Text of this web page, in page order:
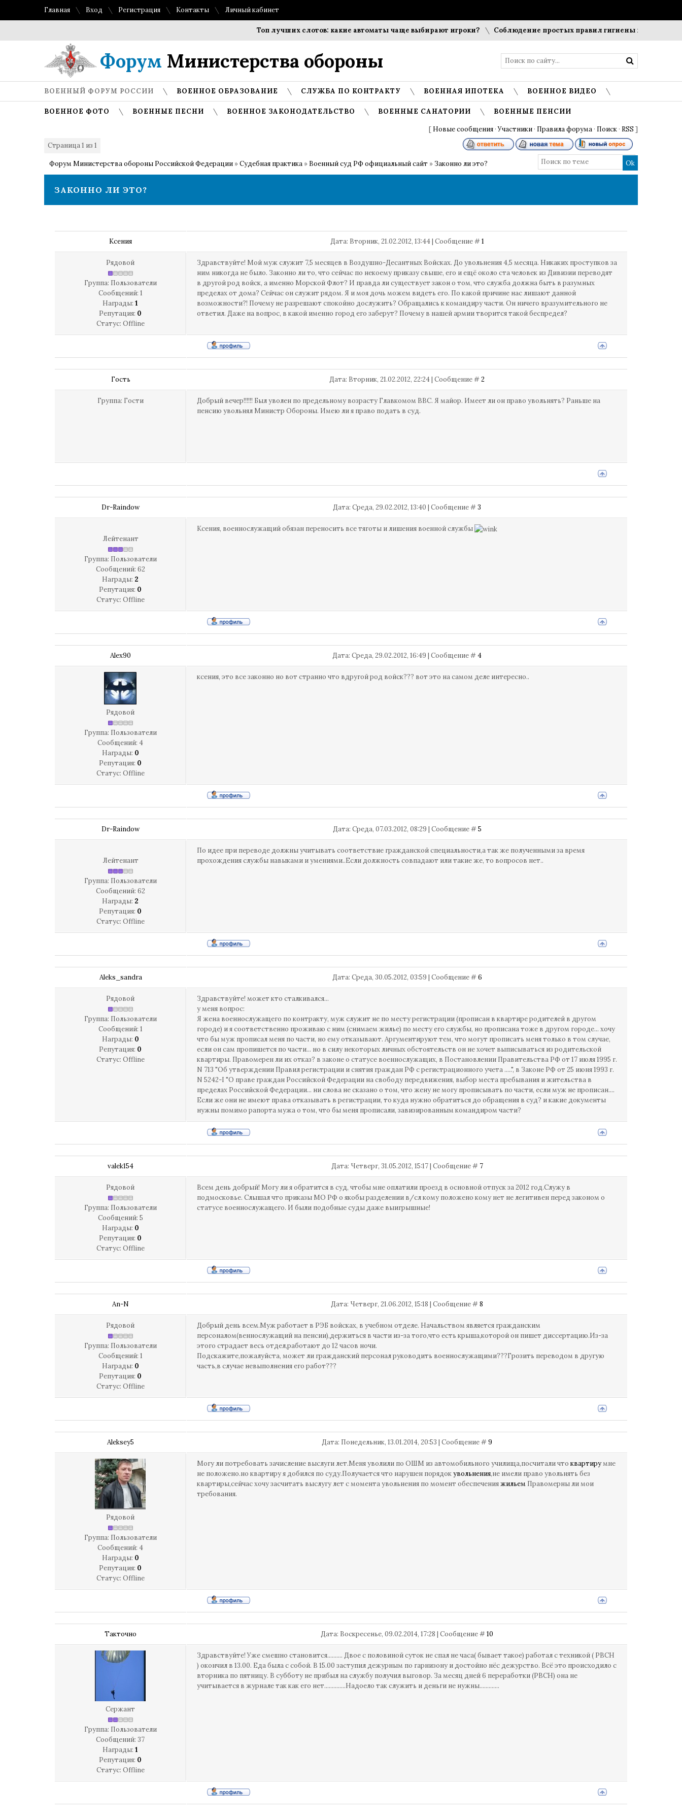
Главная Вход Регистрация Контакты Личный кабинет
Топ лучших слотов: какие автоматы чаще выбирают игроки? Соблюдение простых правил гигиены помогает
Форум Министерства обороны
ВОЕННЫЙ ФОРУМ РОССИИ ВОЕННОЕ ОБРАЗОВАНИЕ СЛУЖБА ПО КОНТРАКТУ ВОЕННАЯ ИПОТЕКА ВОЕННОЕ ВИДЕО
ВОЕННОЕ ФОТО ВОЕННЫЕ ПЕСНИ ВОЕННОЕ ЗАКОНОДАТЕЛЬСТВО ВОЕННЫЕ САНАТОРИИ ВОЕННЫЕ ПЕНСИИ
[ Новые сообщения ·Участники · Правила форума · Поиск · RSS ]
Страница1 из 1
Форум Министерства обороны Российской Федерации »Судебная практика » Военный суд РФ официальный сайт » Законно ли это?
ЗАКОННО ЛИ ЭТО?
Ксения Дата: Вторник, 21.02.2012, 13:44 | Сообщение #1
Рядовой
Группа: Пользователи
Сообщений: 1
Награды: 1
Репутация: 0
Статус: Offline
Здравствуйте! Мой муж служит 7,5 месяцев в Воздушно-Десантных Войсках. До увольнения 4,5 месяца. Никаких проступков за
ним никогда не было. Законно ли то, что сейчас по некоему приказу свыше, его и ещё около ста человек из Дивизии переводят
в другой род войск, а именно Морской Флот? И правда ли существует закон о том, что служба должна быть в разумных
пределах от дома? Сейчас он служит рядом. Я и моя дочь можем видеть его. По какой причине нас лишают данной
возможности?! Почему не разрешают спокойно дослужить? Обращались к командиру части. Он ничего вразумительного не
ответил. Даже на вопрос, в какой именно город его заберут? Почему в нашей армии творится такой беспредел?
Гость Дата: Вторник, 21.02.2012, 22:24 | Сообщение #2
Группа: Гости
Добрый вечер!!!!!! Был уволен по предельному возрасту Главкомом ВВС. Я майор. Имеет ли он право увольнять? Раньше на
пенсию увольнял Министр Обороны. Имею ли я право подать в суд.
Dr-Raindow Дата: Среда, 29.02.2012, 13:40 | Сообщение #3
Лейтенант
Группа: Пользователи
Сообщений: 62
Награды: 2
Репутация: 0
Статус: Offline
Ксения, военнослужащий обязан переносить все тяготы и лишения военной службы
Alex90 Дата: Среда, 29.02.2012, 16:49 | Сообщение #4
Рядовой
Группа: Пользователи
Сообщений: 4
Награды: 0
Репутация: 0
Статус: Offline
ксения, это все законно но вот странно что вдругой род войск??? вот это на самом деле интересно..
Dr-Raindow Дата: Среда, 07.03.2012, 08:29 | Сообщение #5
Лейтенант
Группа: Пользователи
Сообщений: 62
Награды: 2
Репутация: 0
Статус: Offline
По идее при переводе должны учитывать соответствие гражданской специальности,а так же полученными за время
прохождения службы навыками и умениями..Если должность совпадают или такие же, то вопросов нет..
Aleks_sandra Дата: Среда, 30.05.2012, 03:59 | Сообщение #6
Рядовой
Группа: Пользователи
Сообщений: 1
Награды: 0
Репутация: 0
Статус: Offline
Здравствуйте! может кто сталкивался...
у меня вопрос:
Я жена военнослужащего по контракту, муж служит не по месту регистрации (прописан в квартире родителей в другом
городе) и я соответственно проживаю с ним (снимаем жилье) по месту его службы, но прописана тоже в другом городе... хочу
что бы муж прописал меня по части, но ему отказывают. Аргументируют тем, что могут прописать меня только в том случае,
если он сам пропишется по части... но в силу некоторых личных обстоятельств он не хочет выписываться из родительской
квартиры. Правомерен ли их отказ? в законе о статусе военнослужащих, в Постановлении Правительства РФ от 17 июля 1995 г.
N 713 "Об утверждении Правил регистрации и снятия граждан РФ с регистрационного учета .....", в Законе РФ от 25 июня 1993 г.
N 5242-I "О праве граждан Российской Федерации на свободу передвижения, выбор места пребывания и жительства в
пределах Российской Федерации... ни слова не сказано о том, что жену не могу прописывать по части, если муж не прописан....
Если же они не имеют права отказывать в регистрации, то куда нужно обратиться до обращения в суд? и какие документы
нужны помимо рапорта мужа о том, что бы меня прописали, завизированным командиром части?
valek154 Дата: Четверг, 31.05.2012, 15:17 | Сообщение # 7
Рядовой
Группа: Пользователи
Сообщений: 5
Награды: 0
Репутация: 0
Статус: Offline
Всем день добрый! Могу ли я обратится в суд, чтобы мне оплатили проезд в основной отпуск за 2012 год.Служу в
подмосковье. Слышал что приказы МО РФ о якобы разделении в/сл кому положено кому нет не легитивен перед законом о
статусе военнослужащего. И были подобные суды даже выигрышные!
An-N Дата: Четверг, 21.06.2012, 15:18 | Сообщение #8
Рядовой
Группа: Пользователи
Сообщений: 1
Награды: 0
Репутация: 0
Статус: Offline
Добрый день всем.Муж работает в РЭБ войсках, в учебном отделе. Начальством является гражданским
персоналом(веннослужащий на пенсии),держиться в части из-за того,что есть крыша,которой он пишет диссертацию.Из-за
этого страдает весь отдел,работают до 12 часов ночи.
Подскажите,пожалуйста, может ли гражданский персонал руководить военнослужащими???Грозить переводом в другую
часть,в случае невыполнения его работ???
Aleksey5 Дата: Понедельник, 13.01.2014, 20:53 | Сообщение #9
Рядовой
Группа: Пользователи
Сообщений: 4
Награды: 0
Репутация: 0
Статус: Offline
Могу ли потребовать зачисление выслуги лет.Меня уволили по ОШМ из автомобильного училища,посчитали что квартирумне
не положено.но квартиру я добился по суду.Получается что нарушен порядокувольнения,не имели право увольнять без
квартиры,сейчас хочу засчитать выслугу лет с момента увольнения по момент обеспеченияжильем Правомерны ли мои
требования.
Такточно Дата: Воскресенье, 09.02.2014, 17:28 | Сообщение #10
Сержант
Группа: Пользователи
Сообщений: 37
Награды: 1
Репутация: 0
Статус: Offline
Здравствуйте! Уже смешно становится.......... Двое с половиной суток не спал не часа( бывает такое) работал с техникой ( РВСН
) окончил в 13.00. Еда была с собой. В 15.00 заступил дежурным по гарнизону и достойно нёс дежурство. Всё это происходило с
вторника по пятницу. В субботу не прибыл на службу получил выговор. За месяц дней 6 переработки (РВСН) она не
учитывается в журнале так как его нет..............Надоело так служить и деньги не нужны.............